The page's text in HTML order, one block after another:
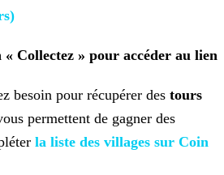
Collectez » pour accéder au lien
besoin pour récupérer des tours
permettent de gagner des
la liste des villages sur Coin